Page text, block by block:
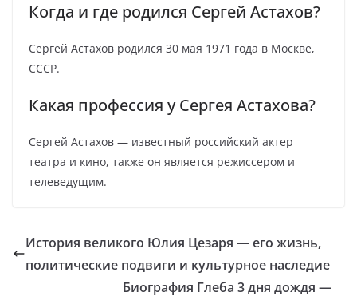
Когда и где родился Сергей Астахов?
Сергей Астахов родился 30 мая 1971 года в Москве,
СССР.
Какая профессия у Сергея Астахова?
Сергей Астахов — известный российский актер
театра и кино, также он является режиссером и
телеведущим.
История великого Юлия Цезаря — его жизнь,
политические подвиги и культурное наследие
Биография Глеба 3 дня дождя —